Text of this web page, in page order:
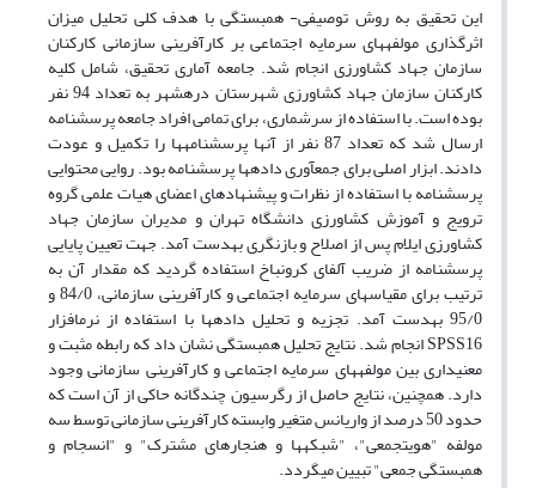
این تحقیق به روش توصیفی- همبستگی با هدف کلی تحلیل میزان
اثرگذاری مولفه‏های سرمایه اجتماعی بر کارآفرینی سازمانی کارکنان
سازمان جهاد کشاورزی انجام شد. جامعه آماری تحقیق، شامل کلیه
کارکنان سازمان جهاد کشاورزی شهرستان دره‏شهر به تعداد 94 نفر
بوده است. با استفاده از سرشماری، برای تمامی افراد جامعه پرسشنامه
ارسال شد که تعداد 87 نفر از آن‏ها پرسشنامه‏ها را تکمیل و عودت
دادند. ابزار اصلی برای جمع‏آوری داده‏ها پرسشنامه بود. روایی محتوایی
پرسشنامه با استفاده از نظرات و پیشنهادهای اعضای هیات علمی گروه
ترویج و آموزش کشاورزی دانشگاه تهران و مدیران سازمان جهاد
کشاورزی ایلام پس از اصلاح و بازنگری به‏دست آمد. جهت تعیین پایایی
پرسشنامه از ضریب آلفای کرونباخ استفاده گردید که مقدار آن به‏
ترتیب برای مقیاس‏های سرمایه اجتماعی و کارآفرینی سازمانی، 84/0 و
95/0 به‏دست آمد. تجزیه و تحلیل داده‏ها با استفاده از نرم‏افزار
SPSS16 انجام شد. نتایج تحلیل همبستگی نشان داد که رابطه مثبت و
معنی‏داری بین مولفه‏های سرمایه اجتماعی و کارآفرینی سازمانی وجود
دارد. همچنین، نتایج حاصل از رگرسیون چندگانه حاکی از آن است که
حدود 50 درصد از واریانس متغیر وابسته کارآفرینی سازمانی توسط سه
مولفه "هویت‏جمعی"، "شبکه‏ها و هنجارهای مشترک" و "انسجام و
همبستگی جمعی" تبیین می‏گردد.